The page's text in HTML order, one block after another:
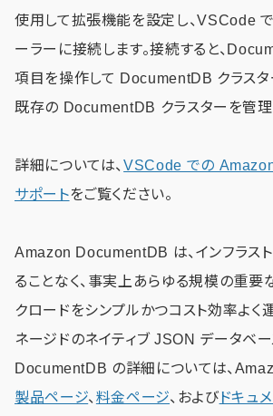
使用して拡張機能を設定し、VSCode
ーラーに接続します。接続すると、
項目を操作して DocumentDB クラスタ
既存の DocumentDB クラスターを管理
詳細については、VSCode での
サポートをご覧ください。
Amazon DocumentDB は、インフラス
ることなく、事実上あらゆる規模の重要
クロードをシンプルかつコスト効率よく
ネージドのネイティブ JSON データベ
DocumentDB の詳細については、
製品ページ、 料金ページ、および ドキュ